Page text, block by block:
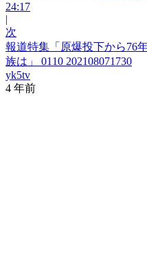
24:17
|
次
報道特集「原爆投下から76
族は」 0110 202108071730
yk5tv
4 年前